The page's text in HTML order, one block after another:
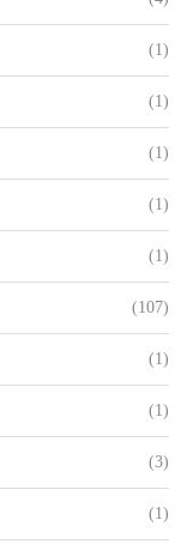
(1)
(1)
(1)
(1)
(1)
(107)
(1)
(1)
(3)
(1)